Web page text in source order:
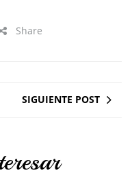
Share
SIGUIENTE POST